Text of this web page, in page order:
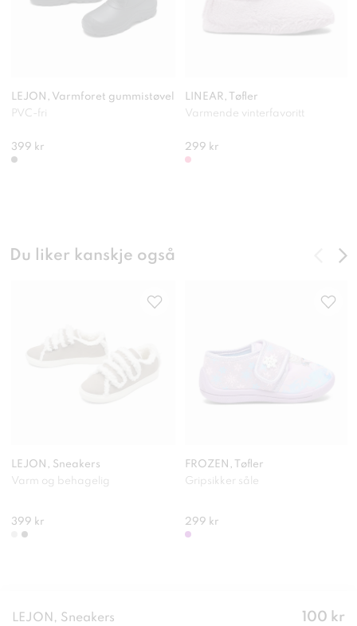
LEJON, Varmforet gummistøvel
PVC-fri
399 kr
LINEAR, Tøfler
Varmende vinterfavoritt
299 kr
Du liker kanskje også
LEJON, Sneakers
Varm og behagelig
399 kr
FROZEN, Tøfler
Gripsikker såle
299 kr
LEJON, Sneakers Pris:
100 kr